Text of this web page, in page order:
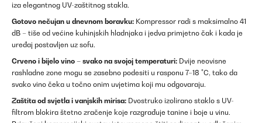
iza elegantnog UV-zaštitnog stakla.
Gotovo nečujan u dnevnom boravku: Kompressor radi s maksimalno 41
dB – tiše od većine kuhinjskih hladnjaka i jedva primjetno čak i kada je
uređaj postavljen uz sofu.
Crveno i bijelo vino – svako na svojoj temperaturi: Dvije neovisne
rashladne zone mogu se zasebno podesiti u rasponu 7–18 °C, tako da
svako vino čeka u točno onim uvjetima koji mu odgovaraju.
Zaštita od svjetla i vanjskih mirisa: Dvostruko izolirano staklo s UV-
filtrom blokira štetno zračenje koje razgrađuje tanine i boje u vinu.